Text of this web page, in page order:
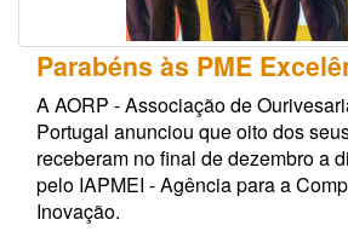
Parabéns às PME
A AORP - Associação de
Portugal anunciou que oito dos
receberam no final de dezembro a
pelo IAPMEI - Agência para a
Inovação.